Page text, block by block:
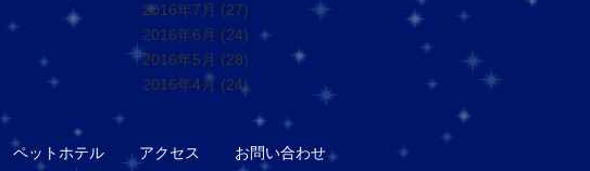
2016年7月 (27)
2016年6月 (24)
2016年5月 (28)
2016年4月 (24)
ペットホテル アクセス お問い合わせ